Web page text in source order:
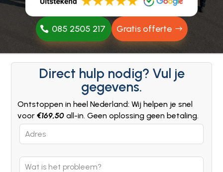
085 2505 217 Gratis offerte
Direct hulp nodig? Vul je
gegevens.
Ontstoppen in heel Nederland: Wij helpen je snel
voor€169,50 all-in. Geen oplossing geen betaling.
Leave
this
blank